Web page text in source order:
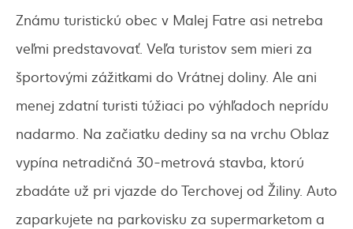
Známu turistickú obec v Malej Fatre asi netreba
veľmi predstavovať. Veľa turistov sem mieri za
športovými zážitkami do Vrátnej doliny. Ale ani
menej zdatní turisti túžiaci po výhľadoch neprídu
nadarmo. Na začiatku dediny sa na vrchu Oblaz
vypína netradičná 30-metrová stavba, ktorú
zbadáte už pri vjazde do Terchovej od Žiliny. Auto
zaparkujete na parkovisku za supermarketom a